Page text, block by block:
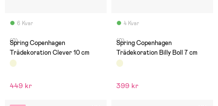
6 Kvar
(0)
Spring Copenhagen
Trädekoration Clever 10 cm
449 kr
4 Kvar
(0)
Spring Copenhagen
Trädekoration Billy Boll 7 cm
399 kr